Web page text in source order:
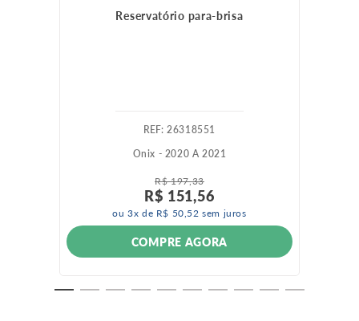
Reservatório para-brisa
:26318551
Onix - 2020 A 2021
R$ 197,33
R$ 151,56
ou3x de R$ 50,52 sem juros
COMPRE AGORA